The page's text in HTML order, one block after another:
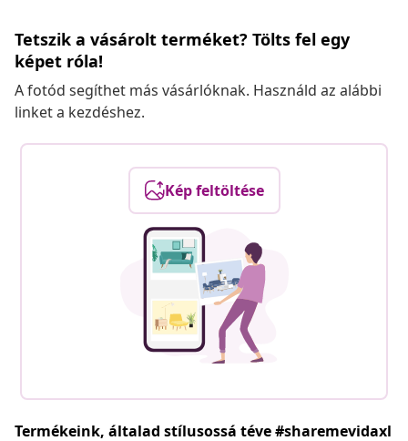
Tetszik a vásárolt terméket? Tölts fel egy
képet róla!
A fotód segíthet más vásárlóknak. Használd az alábbi
linket a kezdéshez.
Kép feltöltése
Termékeink, általad stílusossá téve #sharemevidaxl